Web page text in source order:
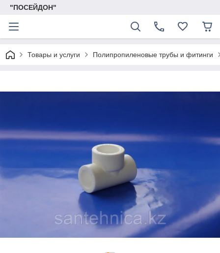
"ПОСЕЙДОН"
Товары и услуги Полипропиленовые трубы и фитинги